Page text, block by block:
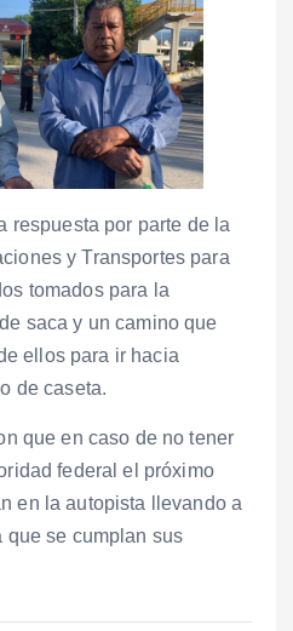
respuesta por parte de la
y Transportes para
tomados para la
saca y un camino que
ellos para ir hacia
de caseta.
que en caso de no tener
federal el próximo
en la autopista llevando a
que se cumplan sus